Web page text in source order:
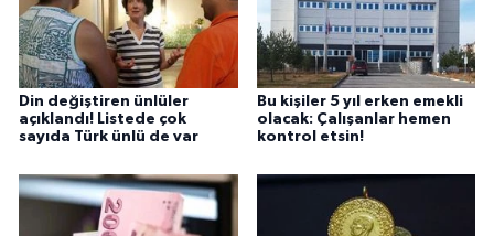
Din değiştiren ünlüler
açıklandı! Listede çok
sayıda Türk ünlü de var
Bu kişiler 5 yıl erken emekli
olacak: Çalışanlar hemen
kontrol etsin!